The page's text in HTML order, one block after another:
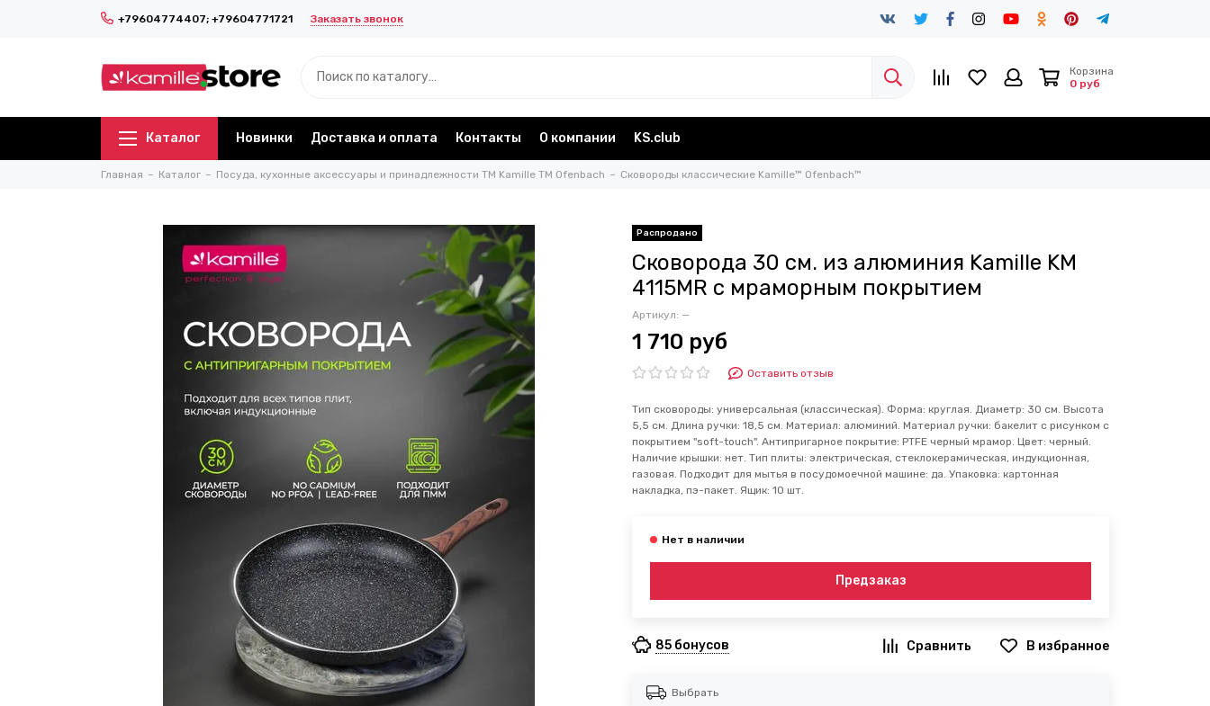
+79604774407; +79604771721 Заказать звонок
Корзина
0 руб
Каталог Новинки Доставка и оплата Контакты О компании KS.club
Главная Каталог Посуда, кухонные аксессуары и принадлежности TM Kamille TM Ofenbach Сковороды классические Kamille™ Ofenbach™
Сковорода 30 см. из алюминия Kamille KM
4115MR с мраморным покрытием
Артикул: —
1 710 руб
Оставить отзыв
Тип сковороды: универсальная (классическая). Форма: круглая. Диаметр: 30 см. Высота
5,5 см. Длина ручки: 18,5 см. Материал: алюминий. Материал ручки: бакелит с рисунком с
покрытием "soft-touch". Антипригарное покрытие: PTFE черный мрамор. Цвет: черный.
Наличие крышки: нет. Тип плиты: электрическая, стеклокерамическая, индукционная,
газовая. Подходит для мытья в посудомоечной машине: да. Упаковка: картонная
накладка, пэ-пакет. Ящик: 10 шт.
Предзаказ
85 бонусов В избранное
Выбрать